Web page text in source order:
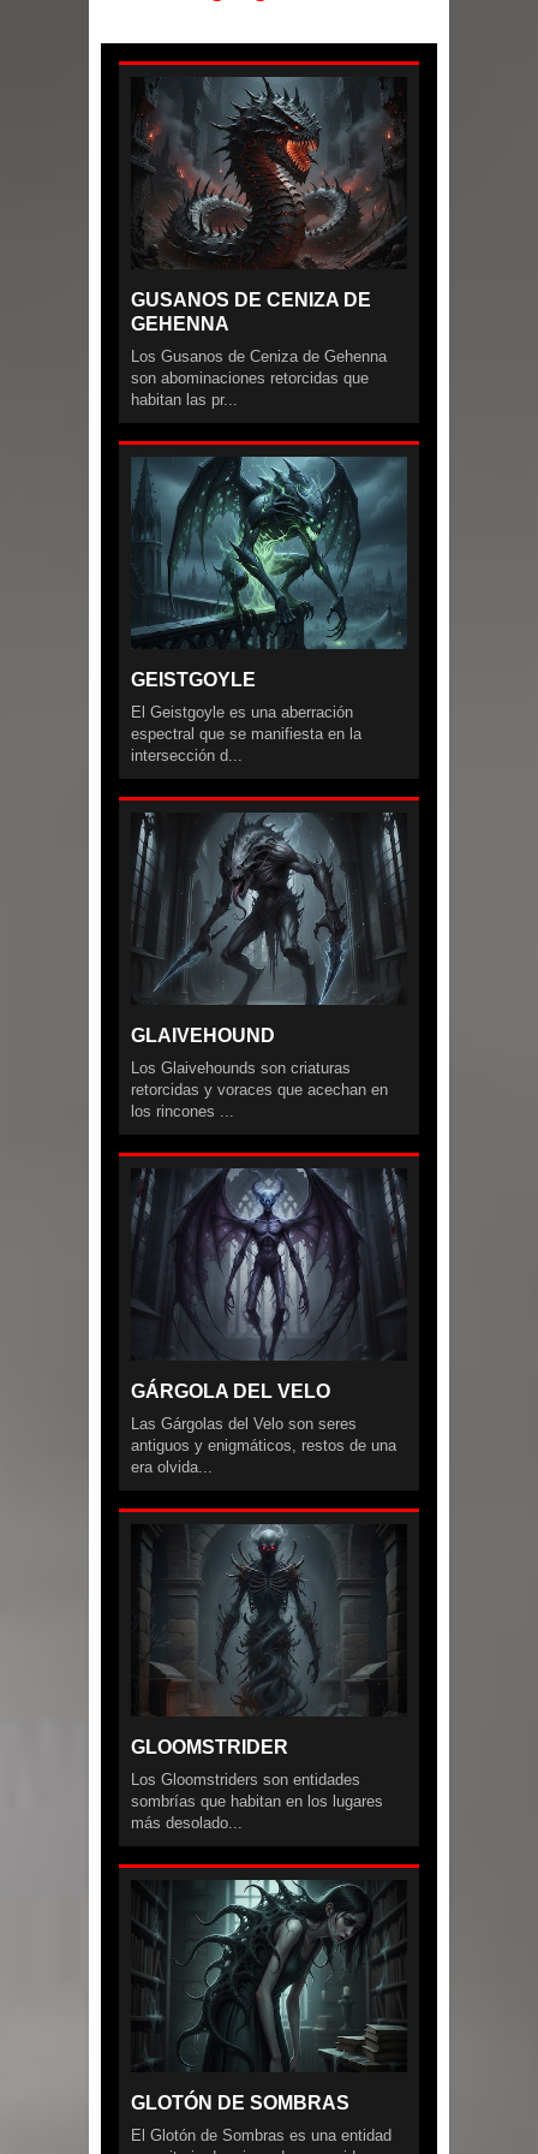
GUSANOS DE CENIZA DE
GEHENNA
Los Gusanos de Ceniza de Gehenna
son abominaciones retorcidas que
habitan las pr...
GEISTGOYLE
El Geistgoyle es una aberración
espectral que se manifiesta en la
intersección d...
GLAIVEHOUND
Los Glaivehounds son criaturas
retorcidas y voraces que acechan en
los rincones ...
GÁRGOLA DEL VELO
Las Gárgolas del Velo son seres
antiguos y enigmáticos, restos de una
era olvida...
GLOOMSTRIDER
Los Gloomstriders son entidades
sombrías que habitan en los lugares
más desolado...
GLOTÓN DE SOMBRAS
El Glotón de Sombras es una entidad